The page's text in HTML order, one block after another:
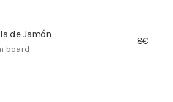
de Jamón
board
8€